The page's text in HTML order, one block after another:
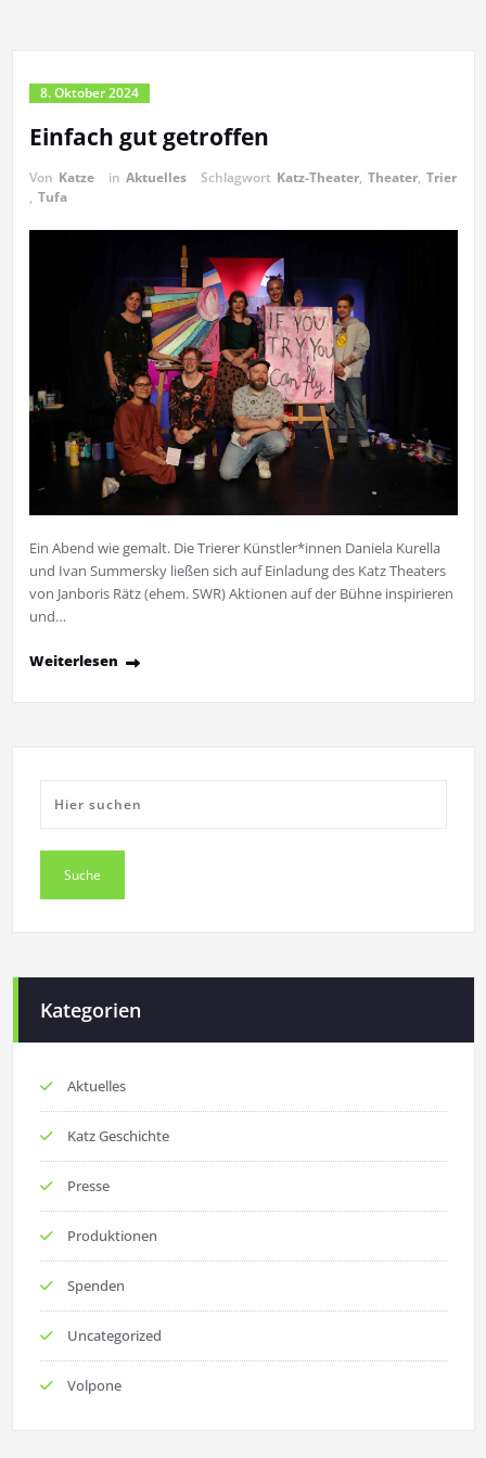
8. Oktober 2024
Einfach gut getroffen
Von Katze in Aktuelles Schlagwort Katz-Theater, Theater, Trier
, Tufa
Ein Abend wie gemalt. Die Trierer Künstler*innen Daniela Kurella
und Ivan Summersky ließen sich auf Einladung des Katz Theaters
von Janboris Rätz (ehem. SWR) Aktionen auf der Bühne inspirieren
und…
Weiterlesen
Kategorien
Aktuelles
Katz Geschichte
Presse
Produktionen
Spenden
Uncategorized
Volpone